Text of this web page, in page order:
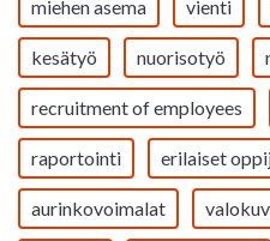
miehen asema vienti
kesätyö nuorisotyö
recruitment of employees
raportointi erilaiset
aurinkovoimalat